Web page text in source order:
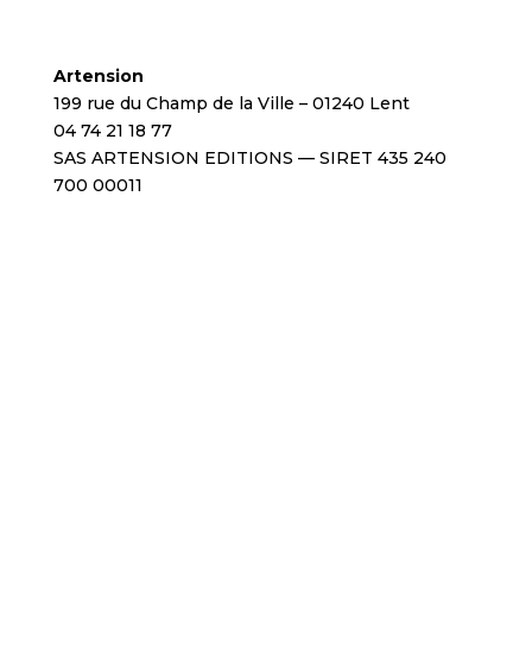
Artension
199 rue du Champ de la Ville – 01240 Lent
04 74 21 18 77
SAS ARTENSION EDITIONS — SIRET 435 240
700 00011